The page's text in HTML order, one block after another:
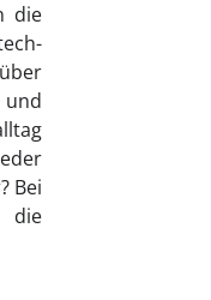
die
Bei
die